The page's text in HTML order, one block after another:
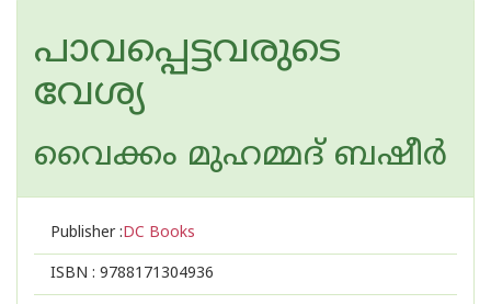
പാവപ്പെട്ടവരുടെ
വേശ്യ
വൈക്കം മുഹമ്മദ് ബഷീര്‍
Publisher :DC Books
ISBN : 9788171304936